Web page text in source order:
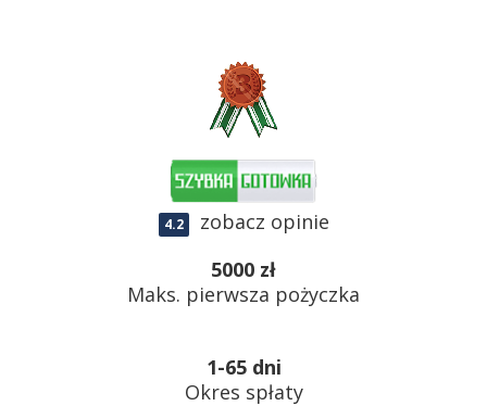
4.2
zobacz opinie
5000 zł
Maks. pierwsza pożyczka
1-65 dni
Okres spłaty